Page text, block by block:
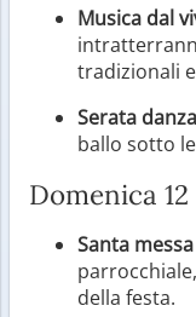
Musica dal
tradizionali
Serata
ballo sotto
Domenica
Santa
della festa.